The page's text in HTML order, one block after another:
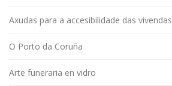
t
a
d
Axudas para a accesibilidade das vivendas
O Porto da Coruña
Arte funeraria en vidro